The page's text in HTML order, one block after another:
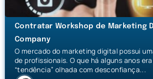
Contratar Workshop de Marketing
Company
O mercado do marketing digital possui
de profissionais. O que há alguns anos
“tendência” olhada com desconfiança...